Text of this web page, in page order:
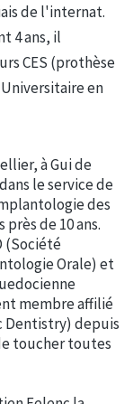
de l'internat.
4 ans, il
CES (prothèse
en
à Gui de
le service de
des
de 10 ans.
(Société
Orale) et
membre affilié
Dentistry) depuis
toucher toutes